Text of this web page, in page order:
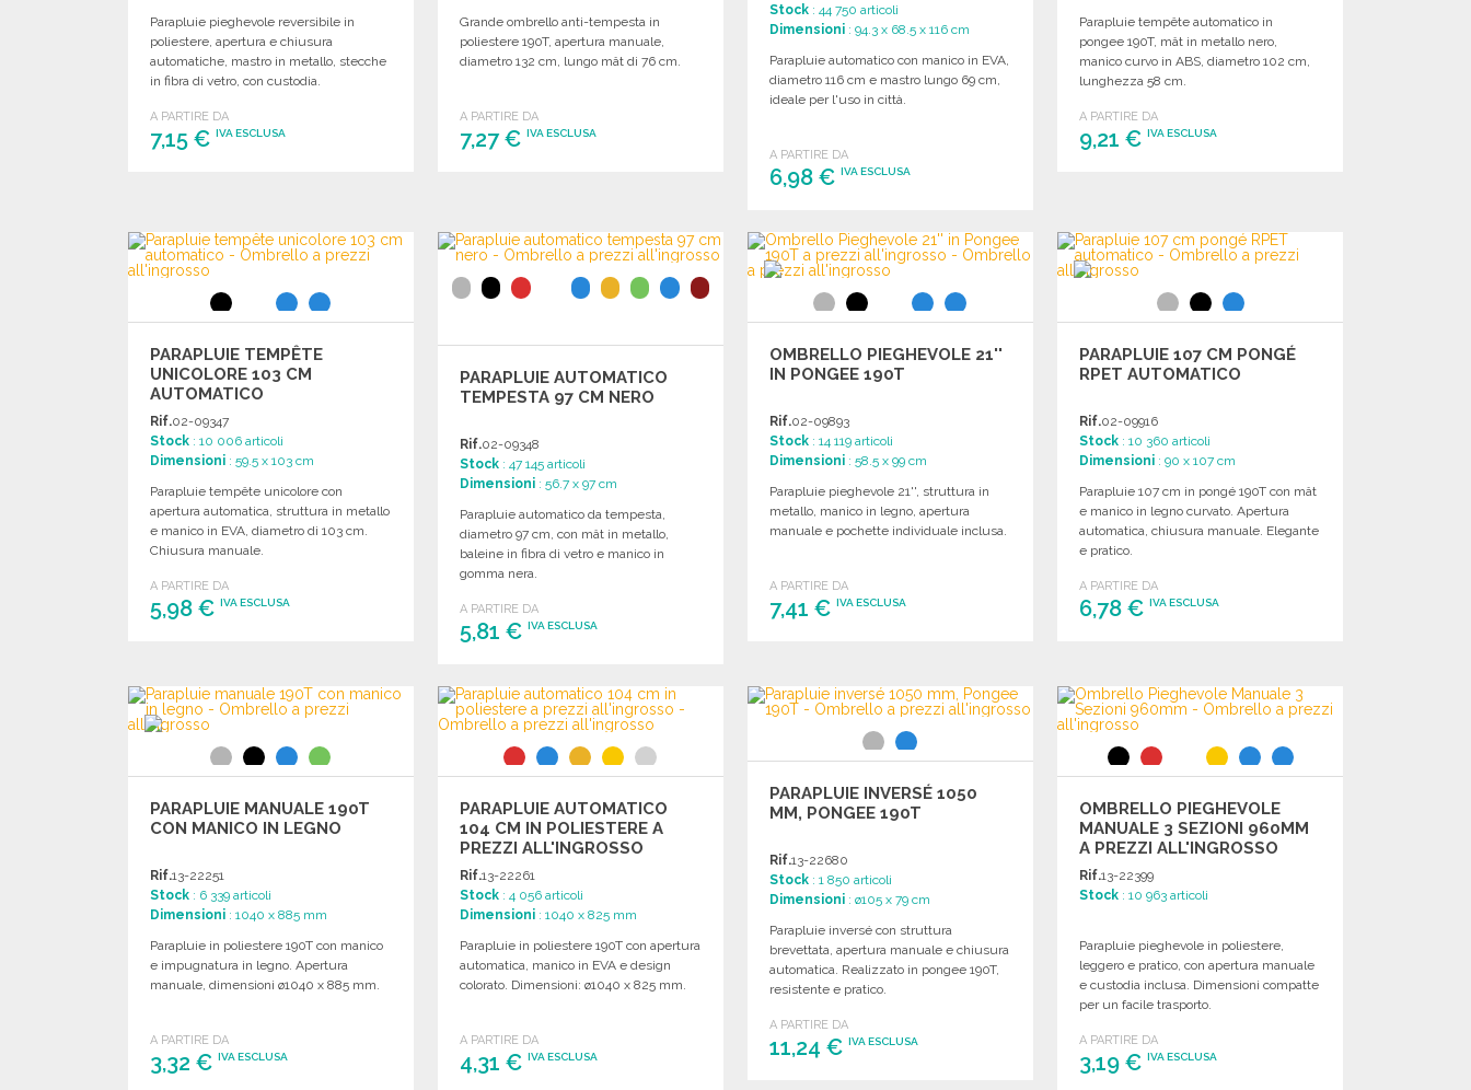
Parapluie pieghevole reversibile in
poliestere, apertura e chiusura
automatiche, mastro in metallo, stecche
in fibra di vetro, con custodia.
A PARTIRE DA
7,15 € IVA ESCLUSA
Grande ombrello anti-tempesta in
poliestere 190T, apertura manuale,
diametro 132 cm, lungo mât di 76 cm.
A PARTIRE DA
7,27 €IVA ESCLUSA
Stock : 44 750 articoli
Dimensioni : 94.3 x 68.5 x 116 cm
Parapluie automatico con manico in EVA,
diametro 116 cm e mastro lungo 69 cm,
ideale per l'uso in città.
A PARTIRE DA
6,98 €IVA ESCLUSA
Richiedi un preventivo
Parapluie tempête automatico in
pongee 190T, mât in metallo nero,
manico curvo in ABS, diametro 102 cm,
lunghezza 58 cm.
A PARTIRE DA
9,21 €IVA ESCLUSA
PARAPLUIE TEMPÊTE
UNICOLORE 103 CM
AUTOMATICO
Rif.02-09347
Stock : 10 006 articoli
Dimensioni : 59.5 x 103 cm
Parapluie tempête unicolore con
apertura automatica, struttura in metallo
e manico in EVA, diametro di 103 cm.
Chiusura manuale.
A PARTIRE DA
5,98 € IVA ESCLUSA
Richiedi un preventivo
PARAPLUIE AUTOMATICO
TEMPESTA 97 CM NERO
Rif.02-09348
Stock : 47 145 articoli
Dimensioni : 56.7 x 97 cm
Parapluie automatico da tempesta,
diametro 97 cm, con mât in metallo,
baleine in fibra di vetro e manico in
gomma nera.
A PARTIRE DA
5,81 €IVA ESCLUSA
Richiedi un preventivo
OMBRELLO PIEGHEVOLE 21''
IN PONGEE 190T
Rif.02-09893
Stock : 14 119 articoli
Dimensioni : 58.5 x 99 cm
Parapluie pieghevole 21'', struttura in
metallo, manico in legno, apertura
manuale e pochette individuale inclusa.
A PARTIRE DA
7,41 €IVA ESCLUSA
Richiedi un preventivo
PARAPLUIE 107 CM PONGÉ
RPET AUTOMATICO
Rif.02-09916
Stock : 10 360 articoli
Dimensioni : 90 x 107 cm
Parapluie 107 cm in pongé 190T con mât
e manico in legno curvato. Apertura
automatica, chiusura manuale. Elegante
e pratico.
A PARTIRE DA
6,78 €IVA ESCLUSA
Richiedi un preventivo
PARAPLUIE MANUALE 190T
CON MANICO IN LEGNO
Rif.13-22251
Stock : 6 339 articoli
Dimensioni : 1040 x 885 mm
Parapluie in poliestere 190T con manico
e impugnatura in legno. Apertura
manuale, dimensioni ø1040 x 885 mm.
A PARTIRE DA
3,32 € IVA ESCLUSA
PARAPLUIE AUTOMATICO
104 CM IN POLIESTERE A
PREZZI ALL'INGROSSO
Rif.13-22261
Stock : 4 056 articoli
Dimensioni : 1040 x 825 mm
Parapluie in poliestere 190T con apertura
automatica, manico in EVA e design
colorato. Dimensioni: ø1040 x 825 mm.
A PARTIRE DA
4,31 €IVA ESCLUSA
PARAPLUIE INVERSÉ 1050
MM, PONGEE 190T
Rif.13-22680
Stock : 1 850 articoli
Dimensioni : ø105 x 79 cm
Parapluie inversé con struttura
brevettata, apertura manuale e chiusura
automatica. Realizzato in pongee 190T,
resistente e pratico.
A PARTIRE DA
11,24 €IVA ESCLUSA
OMBRELLO PIEGHEVOLE
MANUALE 3 SEZIONI 960MM
A PREZZI ALL'INGROSSO
Rif.13-22399
Stock : 10 963 articoli
Parapluie pieghevole in poliestere,
leggero e pratico, con apertura manuale
e custodia inclusa. Dimensioni compatte
per un facile trasporto.
A PARTIRE DA
3,19 €IVA ESCLUSA